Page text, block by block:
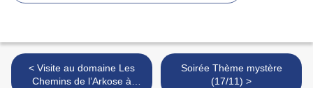
< Visite au domaine Les
Chemins de l’Arkose à
Soirée Thème mystère
(17/11) >